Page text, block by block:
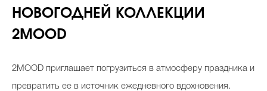
НОВОГОДНЕЙ КОЛЛЕКЦИИ
2MOOD
2MOOD приглашает погрузиться в атмосферу праздника и
превратить ее в источник ежедневного вдохновения.